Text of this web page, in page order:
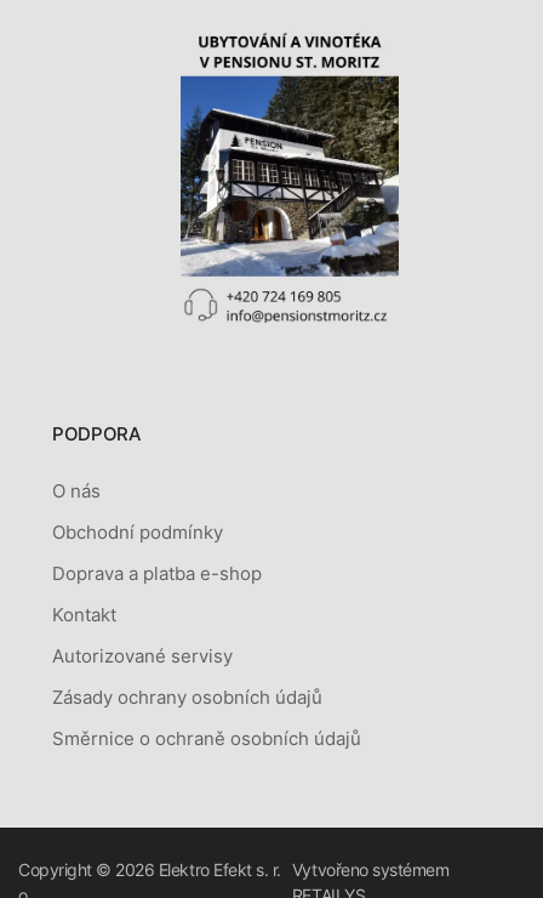
PODPORA
O nás
Obchodní podmínky
Doprava a platba e-shop
Kontakt
Autorizované servisy
Zásady ochrany osobních údajů
Směrnice o ochraně osobních údajů
Copyright © 2026 Elektro Efekt s. r. Vytvořeno systémem